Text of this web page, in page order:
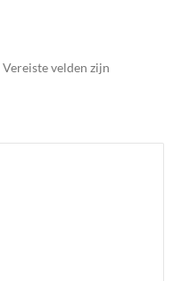
Vereiste velden zijn